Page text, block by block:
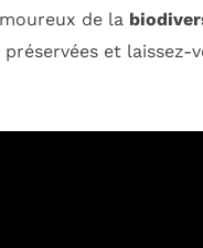
de la
et